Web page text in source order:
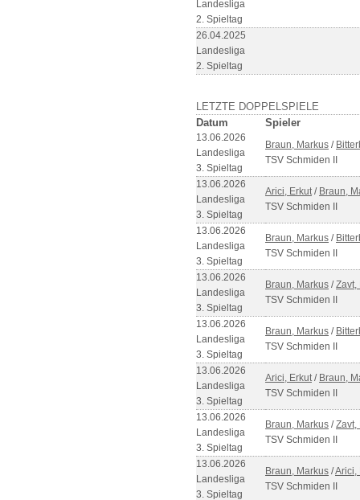
Landesliga
2. Spieltag
26.04.2025
Landesliga
2. Spieltag
LETZTE DOPPELSPIELE
Datum
Spieler
13.06.2026
Landesliga
3. Spieltag
Braun, Markus /
TSV Schmiden II
13.06.2026
Landesliga
3. Spieltag
Arici, Erkut / Braun,
TSV Schmiden II
13.06.2026
Landesliga
3. Spieltag
Braun, Markus /
TSV Schmiden II
13.06.2026
Landesliga
3. Spieltag
Braun, Markus /Zavt,
TSV Schmiden II
13.06.2026
Landesliga
3. Spieltag
Braun, Markus /
TSV Schmiden II
13.06.2026
Landesliga
3. Spieltag
Arici, Erkut / Braun,
TSV Schmiden II
13.06.2026
Landesliga
3. Spieltag
Braun, Markus /Zavt,
TSV Schmiden II
13.06.2026
Landesliga
3. Spieltag
Braun, Markus /Arici,
TSV Schmiden II